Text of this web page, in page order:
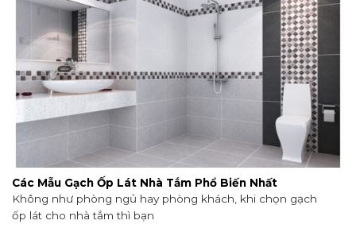
Các Mẫu Gạch Ốp Lát Nhà Tắm Phổ Biến Nhất
Không như phòng ngủ hay phòng khách, khi chọn gạch
ốp lát cho nhà tắm thì bạn